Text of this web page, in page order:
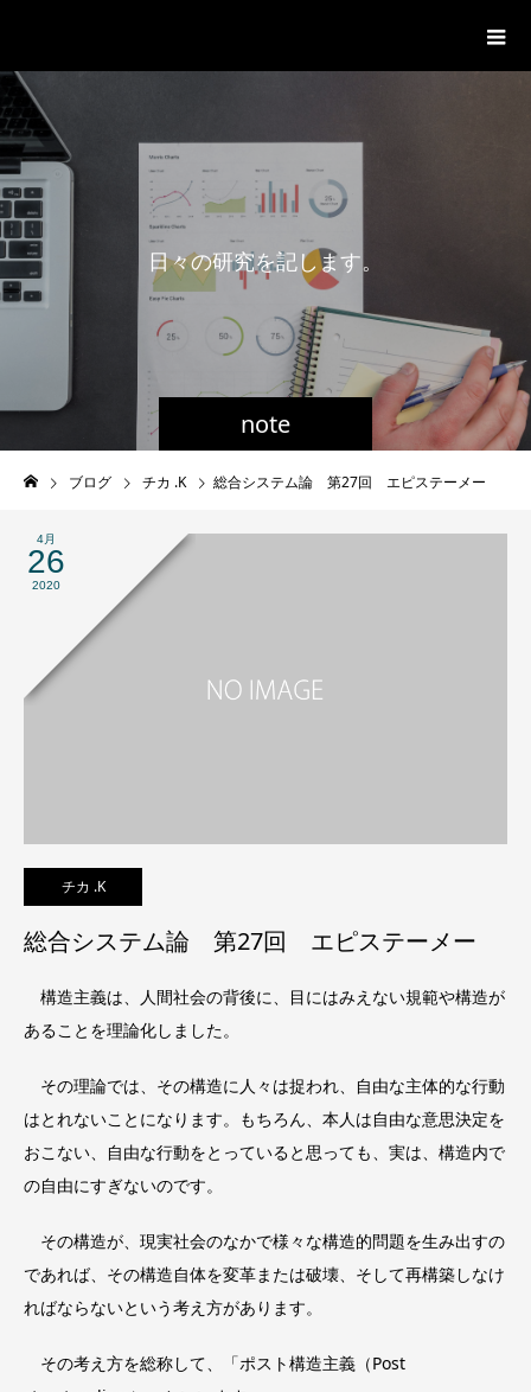
一般社団法人グローバル都市経営学
note
日々の研究を記します。
ブログ チカ .K 総合システム論 第27回 エピステーメー
4月
26
2020
チカ .K
総合システム論 第27回 エピステーメー
構造主義は、人間社会の背後に、目にはみえない規範や構造が
あることを理論化しました。
その理論では、その構造に人々は捉われ、自由な主体的な行動
はとれないことになります。もちろん、本人は自由な意思決定を
おこない、自由な行動をとっていると思っても、実は、構造内で
の自由にすぎないのです。
その構造が、現実社会のなかで様々な構造的問題を生み出すの
であれば、その構造自体を変革または破壊、そして再構築しなけ
ればならないという考え方があります。
その考え方を総称して、「ポスト構造主義（Post